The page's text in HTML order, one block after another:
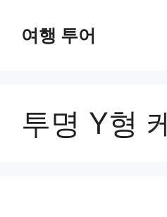
여행 투어
투명 Y형